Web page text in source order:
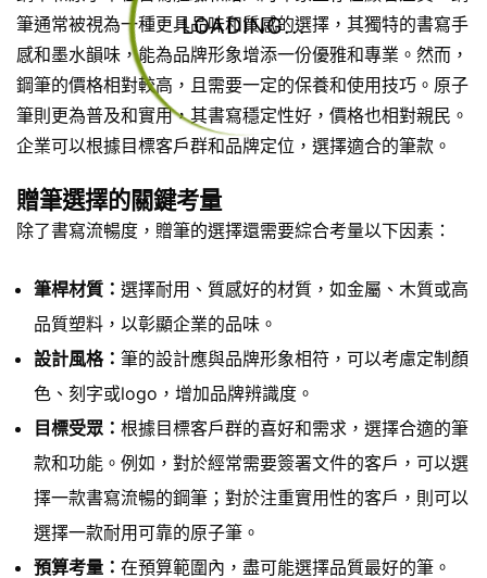
LOADING...
筆通常被視為一種更具品味和質感的選擇，其獨特的書寫手
感和墨水韻味，能為品牌形象增添一份優雅和專業。然而，
鋼筆的價格相對較高，且需要一定的保養和使用技巧。原子
筆則更為普及和實用，其書寫穩定性好，價格也相對親民。
企業可以根據目標客戶群和品牌定位，選擇適合的筆款。
贈筆選擇的關鍵考量
除了書寫流暢度，贈筆的選擇還需要綜合考量以下因素：
筆桿材質： 選擇耐用、質感好的材質，如金屬、木質或高
品質塑料，以彰顯企業的品味。
設計風格： 筆的設計應與品牌形象相符，可以考慮定制顏
色、刻字或logo，增加品牌辨識度。
目標受眾： 根據目標客戶群的喜好和需求，選擇合適的筆
款和功能。例如，對於經常需要簽署文件的客戶，可以選
擇一款書寫流暢的鋼筆；對於注重實用性的客戶，則可以
選擇一款耐用可靠的原子筆。
預算考量： 在預算範圍內，盡可能選擇品質最好的筆。